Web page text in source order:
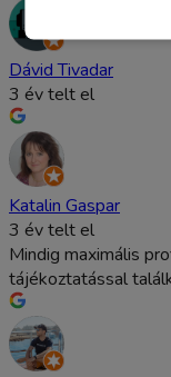
Dávid Tivadar
3 év telt el
Katalin Gaspar
3 év telt el
Mindig maximális
tájékoztatással